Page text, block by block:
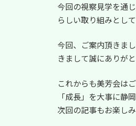
今回の視察見学を通
らしい取り組みとし
今回、ご案内頂きま
きまして誠にありが
これからも美芳会は
「成長」を大事に静
次回の記事もお楽しみ